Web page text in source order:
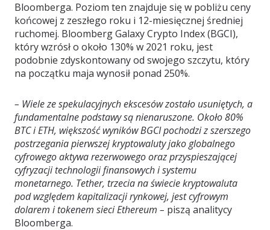
Bloomberga. Poziom ten znajduje się w pobliżu ceny
końcowej z zeszłego roku i 12-miesięcznej średniej
ruchomej. Bloomberg Galaxy Crypto Index (BGCI),
który wzrósł o około 130% w 2021 roku, jest
podobnie zdyskontowany od swojego szczytu, który
na początku maja wynosił ponad 250%.
– Wiele ze spekulacyjnych ekscesów zostało usuniętych, a
fundamentalne podstawy są nienaruszone. Około 80%
BTC i ETH, większość wyników BGCI pochodzi z szerszego
postrzegania pierwszej kryptowaluty jako globalnego
cyfrowego aktywa rezerwowego oraz przyspieszającej
cyfryzacji technologii finansowych i systemu
monetarnego. Tether, trzecia na świecie kryptowaluta
pod względem kapitalizacji rynkowej, jest cyfrowym
dolarem i tokenem sieci Ethereum – piszą analitycy
Bloomberga.